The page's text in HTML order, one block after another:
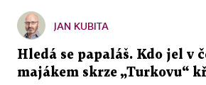
JAN KUBITA
Hledá se papaláš. Kdo jel v
majákem skrze „Turkovu“